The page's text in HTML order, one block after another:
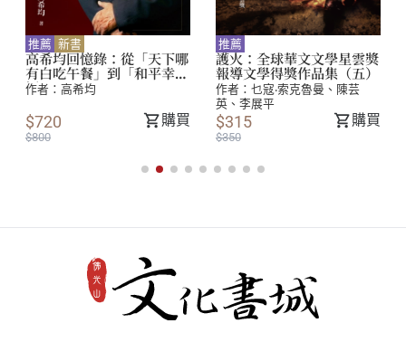
年擔任幼獅文化事業公司規畫委員。在1992年擔任文化建設
委員會美術咨議委員會第一屆委員。1993年任高雄市立美術
館籌備規劃典藏委員。1996年獲國立臺北師範學校一百年傑
出校友榮譽狀，及行政院新聞局圖書主編金鼎獎。1997年擔
任臺灣省立美術館館長甄選委員、高雄市立美術館高雄美術
獎評審委員、臺北市立美術館諮詢委員會委員。
在2007年10月創辦《藝術收藏+設計》雜誌。2008至2013
年間擔任臺北市政府公共藝術諮詢委員、臺北市立美術館諮
文化基金會董事。著作有︰歐美現代美術、二十世紀美術
尚、梵谷、康丁斯基等三十多種。
032佛陀紀念館十大鎮館之寶
038從敦煌到佛光山——佛教藝術的保護與弘揚
之路｜蘇伯民
以藝文弘法厚實能量——精進專業的學術館
推薦 新書
高希均回憶錄：從「天下哪
有白吃午餐」到「和平幸
福」
作者： 高希均
$720
$800
購買
推薦
護火：全球華文文學星雲獎
報導文學得獎作品集（五）
作者： 乜寇‧索克魯曼、陳芸
英、李展平
$315
$350
購買